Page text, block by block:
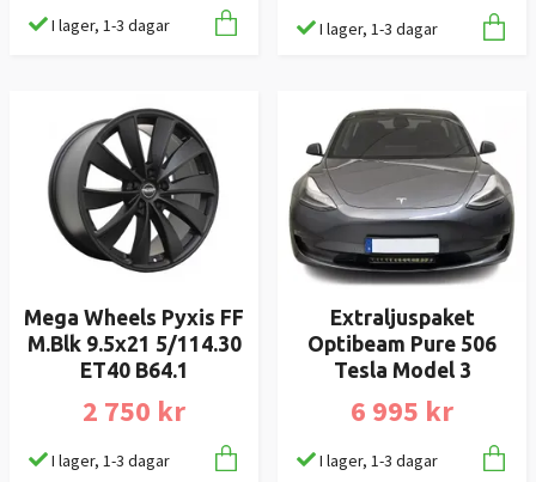
I lager, 1-3 dagar I lager, 1-3 dagar
Mega Wheels Pyxis FF
M.Blk 9.5x21 5/114.30
ET40 B64.1
2 750 kr
I lager, 1-3 dagar
Extraljuspaket
Optibeam Pure 506
Tesla Model 3
6 995 kr
I lager, 1-3 dagar